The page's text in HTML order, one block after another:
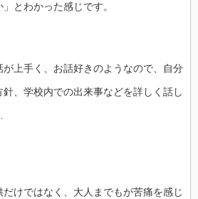
とわかった感じです。
が上手く、お話好きのようなので、自分
、学校内での出来事などを詳しく話し
けではなく、大人までもが苦痛を感じ